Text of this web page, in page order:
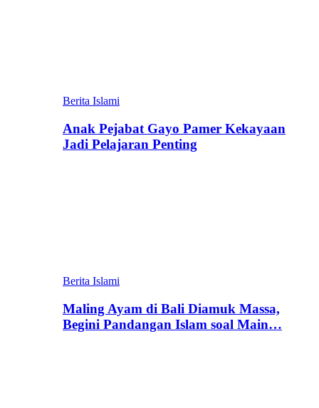
Berita Islami
Anak Pejabat Gayo Pamer Kekayaan
Jadi Pelajaran Penting
Berita Islami
Maling Ayam di Bali Diamuk Massa,
Begini Pandangan Islam soal Main…